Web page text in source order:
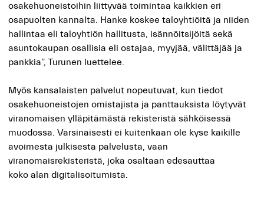
osakehuoneistoihin liittyvää toimintaa kaikkien eri
osapuolten kannalta. Hanke koskee taloyhtiöitä ja niiden
hallintaa eli taloyhtiön hallitusta, isännöitsijöitä sekä
asuntokaupan osallisia eli ostajaa, myyjää, välittäjää ja
pankkia”, Turunen luettelee.
Myös kansalaisten palvelut nopeutuvat, kun tiedot
osakehuoneistojen omistajista ja panttauksista löytyvät
viranomaisen ylläpitämästä rekisteristä sähköisessä
muodossa. Varsinaisesti ei kuitenkaan ole kyse kaikille
avoimesta julkisesta palvelusta, vaan
viranomaisrekisteristä, joka osaltaan edesauttaa
koko alan digitalisoitumista.